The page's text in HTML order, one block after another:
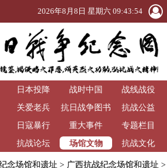
2026年8月8日 星期六 09:43:58
日本投降 战时中国
战线战役
关爱老兵
抗日战争图书
馆
抗战公益
日寇暴行 重大事件
专题栏目
抗战论坛 场馆文物 抗战文化
念场馆和遗址 > 广西抗战纪念场馆和遗址 >